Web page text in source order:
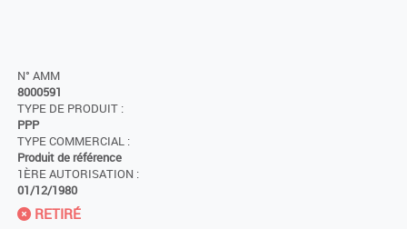
N° AMM
8000591
TYPE DE PRODUIT :
PPP
TYPE COMMERCIAL :
Produit de référence
1ÈRE AUTORISATION :
01/12/1980
RETIRÉ